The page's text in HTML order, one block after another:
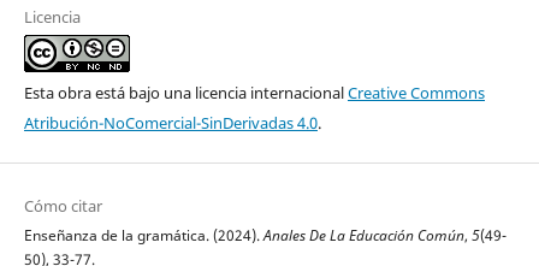
Licencia
Esta obra está bajo una licencia internacionalCreative Commons
Atribución-NoComercial-SinDerivadas 4.0.
Cómo citar
Enseñanza de la gramática. (2024).Anales De La Educación Común, 5(49-
50), 33-77.